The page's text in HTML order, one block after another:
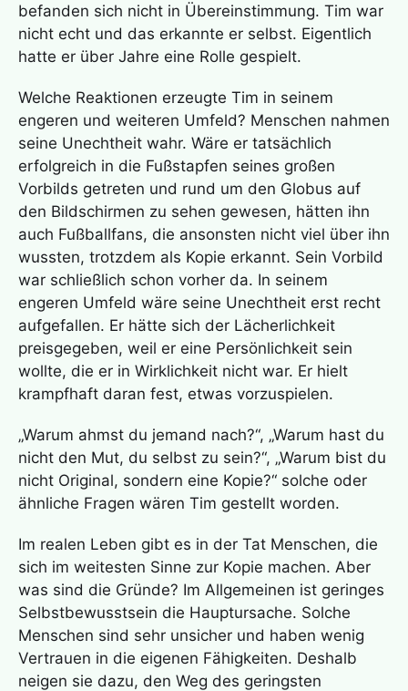
befanden sich nicht in Übereinstimmung. Tim war
nicht echt und das erkannte er selbst. Eigentlich
hatte er über Jahre eine Rolle gespielt.
Welche Reaktionen erzeugte Tim in seinem
engeren und weiteren Umfeld? Menschen nahmen
seine Unechtheit wahr. Wäre er tatsächlich
erfolgreich in die Fußstapfen seines großen
Vorbilds getreten und rund um den Globus auf
den Bildschirmen zu sehen gewesen, hätten ihn
auch Fußballfans, die ansonsten nicht viel über ihn
wussten, trotzdem als Kopie erkannt. Sein Vorbild
war schließlich schon vorher da. In seinem
engeren Umfeld wäre seine Unechtheit erst recht
aufgefallen. Er hätte sich der Lächerlichkeit
preisgegeben, weil er eine Persönlichkeit sein
wollte, die er in Wirklichkeit nicht war. Er hielt
krampfhaft daran fest, etwas vorzuspielen.
„Warum ahmst du jemand nach?“, „Warum hast du
nicht den Mut, du selbst zu sein?“, „Warum bist du
nicht Original, sondern eine Kopie?“ solche oder
ähnliche Fragen wären Tim gestellt worden.
Im realen Leben gibt es in der Tat Menschen, die
sich im weitesten Sinne zur Kopie machen. Aber
was sind die Gründe? Im Allgemeinen ist geringes
Selbstbewusstsein die Hauptursache. Solche
Menschen sind sehr unsicher und haben wenig
Vertrauen in die eigenen Fähigkeiten. Deshalb
neigen sie dazu, den Weg des geringsten